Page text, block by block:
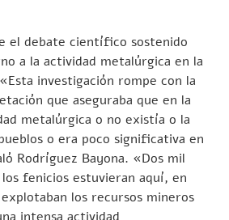
el debate científico sostenido
a la actividad metalúrgica en la
investigación rompe con la
que aseguraba que en la
metalúrgica o no existía o la
o era poco significativa en
Rodríguez Bayona. «Dos mil
fenicios estuvieran aquí, en
los recursos mineros
intensa actividad